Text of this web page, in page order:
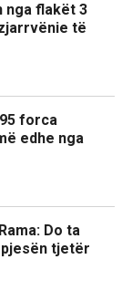
nga flakët 3
të
forca
edhe nga
Do ta
tjetër